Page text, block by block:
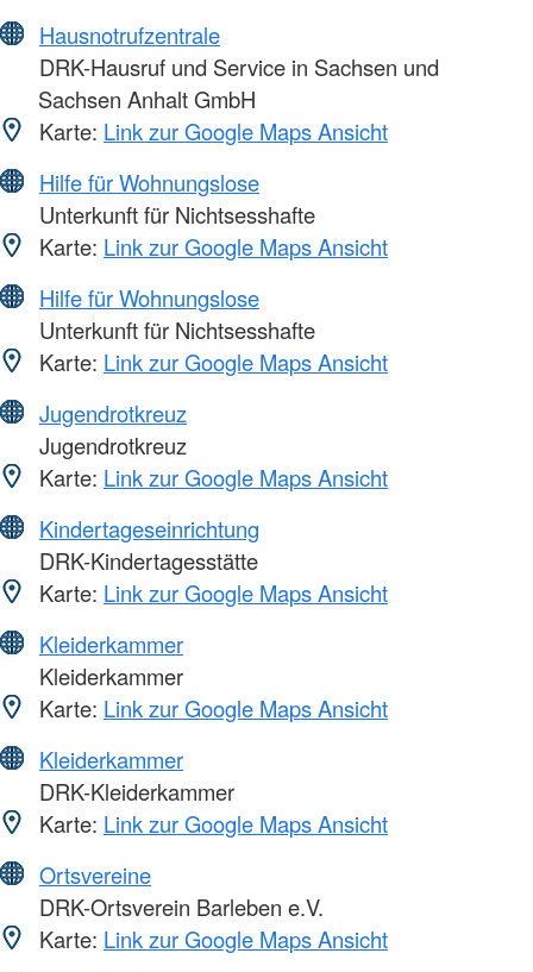
Hausnotrufzentrale
DRK-Hausruf und Service in Sachsen und
Sachsen Anhalt GmbH
Karte: Link zur Google Maps Ansicht
Hilfe für Wohnungslose
Unterkunft für Nichtsesshafte
Karte: Link zur Google Maps Ansicht
Hilfe für Wohnungslose
Unterkunft für Nichtsesshafte
Karte: Link zur Google Maps Ansicht
Jugendrotkreuz
Jugendrotkreuz
Karte: Link zur Google Maps Ansicht
Kindertageseinrichtung
DRK-Kindertagesstätte
Karte: Link zur Google Maps Ansicht
Kleiderkammer
Kleiderkammer
Karte: Link zur Google Maps Ansicht
Kleiderkammer
DRK-Kleiderkammer
Karte: Link zur Google Maps Ansicht
Ortsvereine
DRK-Ortsverein Barleben e.V.
Karte: Link zur Google Maps Ansicht